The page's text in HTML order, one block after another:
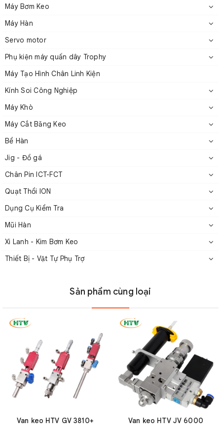
2. Đặc điểm kỹ thuật của HTV-GT
3. HTV Việt Nam
Công ty Cổ phần Công nghiệp và Thương mại HTV Việt Nam
là đơn vị cung cấp Bình Bơm Keo HTV chất lượng cao và uy
tín. Các sản phẩm chúng tôi là sản phẩm được sản xuất
trên dây chuyền hiện đại, đảm bảo độ bền bỉ và hiệu quả
hoạt động cao.
HTV Việt Nam cung cấp đến cho quý khách hàng với mức
giá tốt nhất trên thị trường cùng đội ngũ nhân viên am hiểu
sâu về sản phẩm và tư vấn kỹ thuật.
Máy Bơm Keo
Máy Hàn
Servo motor
Phụ kiện máy quấn dây Trophy
Máy Tạo Hình Chân Linh Kiện
Kính Soi Công Nghiệp
Máy Khò
Máy Cắt Băng Keo
Bể Hàn
Jig - Đồ gá
Chân Pin ICT-FCT
Quạt Thổi ION
Dụng Cụ Kiểm Tra
Mũi Hàn
Xi Lanh - Kim Bơm Keo
Thiết Bị - Vật Tự Phụ Trợ
Sản phẩm cùng loại
Van keo HTV GV 3810+ Van keo HTV JV 6000